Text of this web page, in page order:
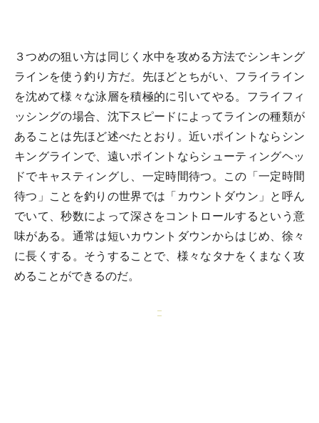
３つめの狙い方は同じく水中を攻める方法でシンキング
ラインを使う釣り方だ。先ほどとちがい、フライライン
を沈めて様々な泳層を積極的に引いてやる。フライフィ
ッシングの場合、沈下スピードによってラインの種類が
あることは先ほど述べたとおり。近いポイントならシン
キングラインで、遠いポイントならシューティングヘッ
ドでキャスティングし、一定時間待つ。この「一定時間
待つ」ことを釣りの世界では「カウントダウン」と呼ん
でいて、秒数によって深さをコントロールするという意
味がある。通常は短いカウントダウンからはじめ、徐々
に長くする。そうすることで、様々なタナをくまなく攻
めることができるのだ。